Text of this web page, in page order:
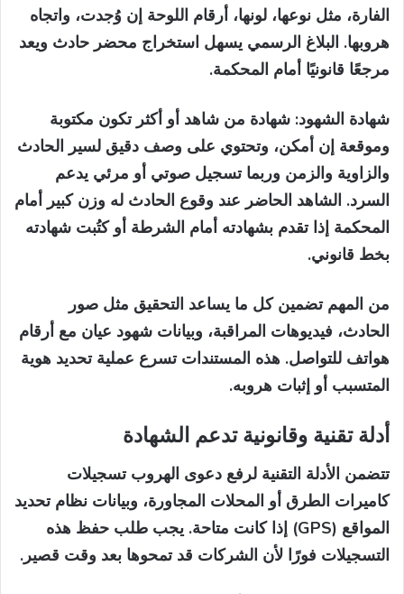
الفارة، مثل نوعها، لونها، أرقام اللوحة إن وُجدت، واتجاه
هروبها. البلاغ الرسمي يسهل استخراج محضر حادث ويعد
مرجعًا قانونيًا أمام المحكمة.
شهادة الشهود: شهادة من شاهد أو أكثر تكون مكتوبة
وموقعة إن أمكن، وتحتوي على وصف دقيق لسير الحادث
والزاوية والزمن وربما تسجيل صوتي أو مرئي يدعم
السرد. الشاهد الحاضر عند وقوع الحادث له وزن كبير أمام
المحكمة إذا تقدم بشهادته أمام الشرطة أو كتُبت شهادته
بخط قانوني.
من المهم تضمين كل ما يساعد التحقيق مثل صور
الحادث، فيديوهات المراقبة، وبيانات شهود عيان مع أرقام
هواتف للتواصل. هذه المستندات تسرع عملية تحديد هوية
المتسبب أو إثبات هروبه.
أدلة تقنية وقانونية تدعم الشهادة
تتضمن الأدلة التقنية لرفع دعوى الهروب تسجيلات
كاميرات الطرق أو المحلات المجاورة، وبيانات نظام تحديد
المواقع (GPS) إذا كانت متاحة. يجب طلب حفظ هذه
التسجيلات فورًا لأن الشركات قد تمحوها بعد وقت قصير.